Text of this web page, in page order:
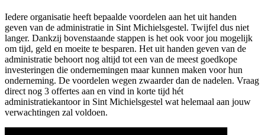
Iedere organisatie heeft bepaalde voordelen aan het uit handen
geven van de administratie in Sint Michielsgestel. Twijfel dus niet
langer. Dankzij bovenstaande stappen is het ook voor jou mogelijk
om tijd, geld en moeite te besparen. Het uit handen geven van de
administratie behoort nog altijd tot een van de meest goedkope
investeringen die ondernemingen maar kunnen maken voor hun
onderneming. De voordelen wegen zwaarder dan de nadelen. Vraag
direct nog 3 offertes aan en vind in korte tijd hét
administratiekantoor in Sint Michielsgestel wat helemaal aan jouw
verwachtingen zal voldoen.